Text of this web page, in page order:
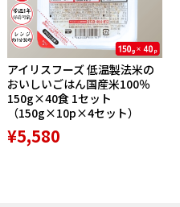
アイリスフーズ 低温製法米の
おいしいごはん国産米100％
150g×40食 1セット
（150g×10p×4セット）
¥5,580